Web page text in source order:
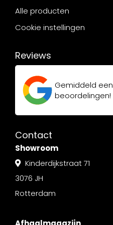
Alle producten
Cookie instellingen
Reviews
Gemiddeld een
beoordelingen!
Contact
Showroom
Kinderdijkstraat 71
3076 JH
Rotterdam